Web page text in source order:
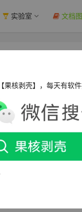
实验室 文档
“伪快速启
通过调用 ExitWindows
环境，但因内存碎片化
后来 Win8 起的“快速启
核剥壳】，每天有软